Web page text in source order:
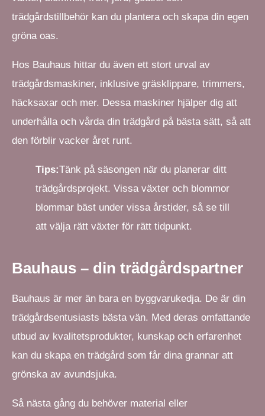
trädgårdstillbehör kan du plantera och skapa din egen
gröna oas.
Hos Bauhaus hittar du även ett stort urval av
trädgårdsmaskiner, inklusive gräsklippare, trimmers,
häcksaxar och mer. Dessa maskiner hjälper dig att
underhålla och vårda din trädgård på bästa sätt, så att
den förblir vacker året runt.
Tips:Tänk på säsongen när du planerar ditt
trädgårdsprojekt. Vissa växter och blommor
blommar bäst under vissa årstider, så se till
att välja rätt växter för rätt tidpunkt.
Bauhaus – din trädgårdspartner
Bauhaus är mer än bara en byggvarukedja. De är din
trädgårdsentusiasts bästa vän. Med deras omfattande
utbud av kvalitetsprodukter, kunskap och erfarenhet
kan du skapa en trädgård som får dina grannar att
grönska av avundsjuka.
Så nästa gång du behöver material eller